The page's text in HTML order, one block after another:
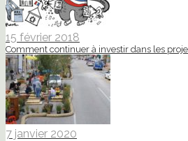
15 février 2018
Comment continuer à investir dans les
7 janvier 2020